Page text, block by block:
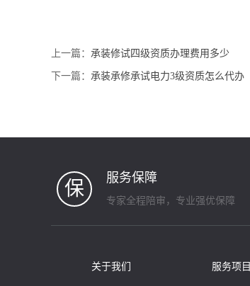
上一篇： 承装修试四级资质办理费用多少
下一篇： 承装承修承试电力3级资质怎么代办
保 服务保障
专家全程陪审，专业强优保障
关于我们 服务项目